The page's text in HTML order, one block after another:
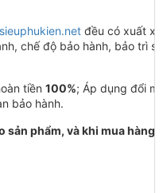
đều có xuất xứ
chế độ bảo hành, bảo trì
tiền 100%; Áp dụng đổi
bảo hành.
sản phẩm, và khi mua hàng